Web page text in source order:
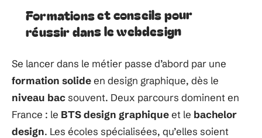
Formations et conseils pour
réussir dans le webdesign
Se lancer dans le métier passe d’abord par une
formation solideen design graphique, dès le
niveau bacsouvent. Deux parcours dominent en
France : le BTS design graphiqueet le bachelor
design. Les écoles spécialisées, qu’elles soient